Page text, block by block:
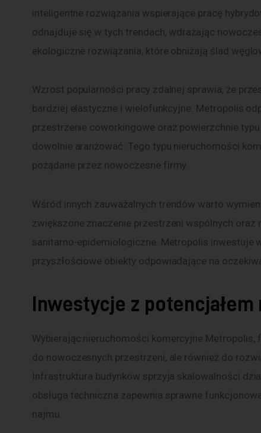
inteligentne rozwiązania wspierające pracę
odnajduje się w tych trendach, wdrażając
ekologiczne rozwiązania, które obniżają ślad
Wzrost popularności pracy zdalnej sprawia, że
bardziej elastyczne i wielofunkcyjne. Metropolis
przestrzenie coworkingowe oraz powierzchnie
dowolnie aranżować. Tego typu nieruchomości
pożądane przez nowoczesne firmy.
Wśród innych zauważalnych trendów warto
zwiększone znaczenie przestrzeni wspólnych oraz
sanitarno-epidemiologiczne. Metropolis inwestuje
przyszłościowe obiekty odpowiadające na
Inwestycje z potencjałem
Wybierając nieruchomości komercyjne Metropolis,
do nowoczesnych przestrzeni, ale również do
Infrastruktura budynków sprzyja skalowalności
obsługa techniczna zapewnia sprawne
najmu.